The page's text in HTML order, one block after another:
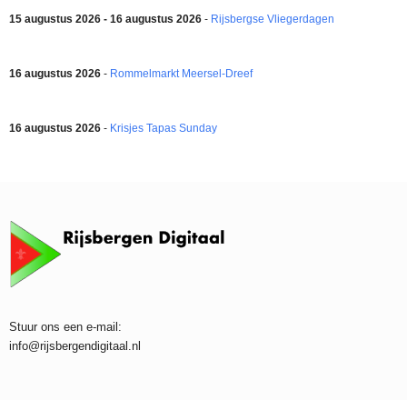
15 augustus 2026 - 16 augustus 2026 - Rijsbergse Vliegerdagen
16 augustus 2026 - Rommelmarkt Meersel-Dreef
16 augustus 2026 - Krisjes Tapas Sunday
Stuur ons een e-mail:
info@rijsbergendigitaal.nl